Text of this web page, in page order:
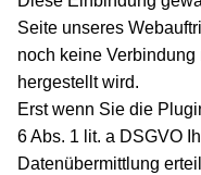
Seite unseres
noch keine
hergestellt wird.
Erst wenn Sie die
6 Abs. 1 lit. a DSGVO
Datenübermittlung